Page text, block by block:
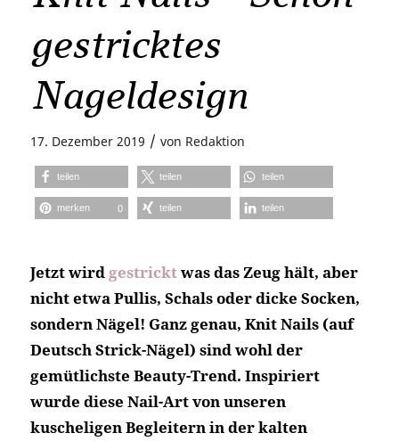
gestricktes
Nageldesign
17. Dezember 2019 / von Redaktion
teilen teilen teilen
merken 0 teilen teilen
Jetzt wird gestricktwas das Zeug hält, aber
nicht etwa Pullis, Schals oder dicke Socken,
sondern Nägel! Ganz genau, Knit Nails (auf
Deutsch Strick-Nägel) sind wohl der
gemütlichste Beauty-Trend. Inspiriert
wurde diese Nail-Art von unseren
kuscheligen Begleitern in der kalten